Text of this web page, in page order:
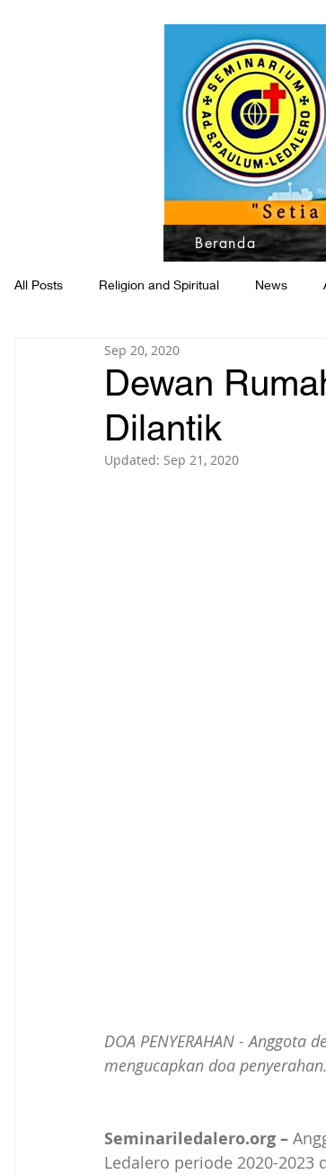
Beranda
All Posts Religion and Spiritual News
Dewan
Dilantik
Sep 20, 2020
Updated: Sep 21, 2020
DOA PENYERAHAN -
mengucapkan doa penyerahan.
Seminariledalero.org –
Ledalero periode 2020-2023